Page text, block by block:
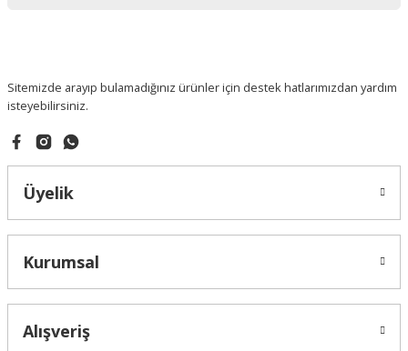
Sitemizde arayıp bulamadığınız ürünler için destek hatlarımızdan yardım
isteyebilirsiniz.
Üyelik
Kurumsal
Alışveriş